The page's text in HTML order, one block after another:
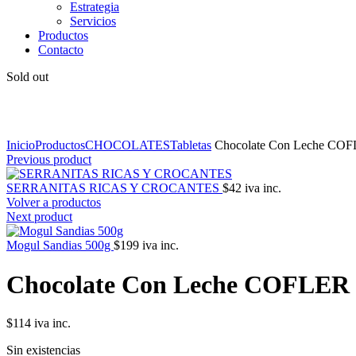
Estrategia
Servicios
Productos
Contacto
Sold out
InicioProductosCHOCOLATESTabletas Chocolate Con Leche
Previous product
SERRANITAS RICAS Y CROCANTES $42 iva inc.
Volver a productos
Next product
Mogul Sandias 500g $199 iva inc.
Chocolate Con Leche COFLER
$114 iva inc.
Sin existencias